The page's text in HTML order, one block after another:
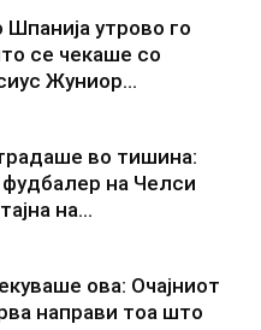
утрово го
се чекаше со
Жуниор...
во тишина:
на Челси
на...
ова: Очајниот
направи тоа што